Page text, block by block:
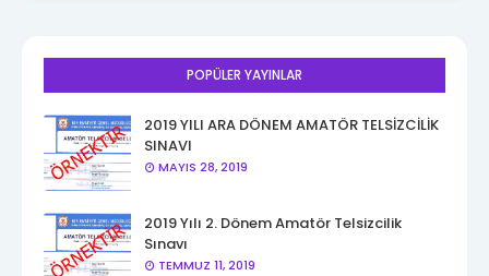
POPÜLER YAYINLAR
2019 YILI ARA DÖNEM AMATÖR TELSİZCİLİK
SINAVI
MAYIS 28, 2019
2019 Yılı 2. Dönem Amatör Telsizcilik
Sınavı
TEMMUZ 11, 2019